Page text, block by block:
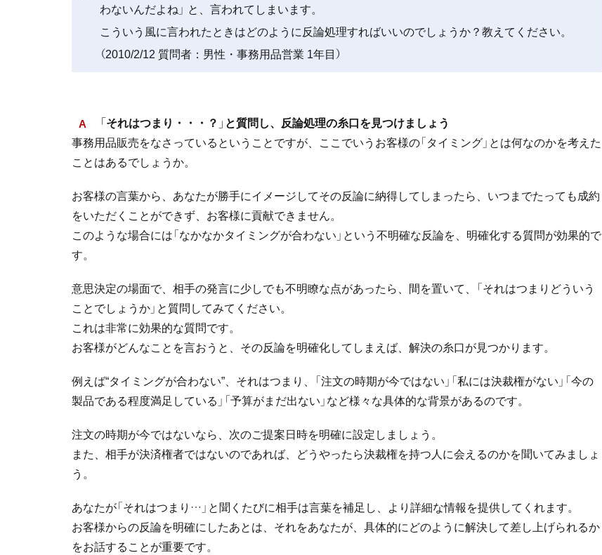
わないんだよね」 と、言われてしまいます。
こういう風に言われたときはどのように反論処理すればいいのでしょうか？教えてください。
（2010/2/12 質問者：男性・事務用品営業 1年目）
「それはつまり・・・？」と質問し、反論処理の糸口を見つけましょう
事務用品販売をなさっているということですが、ここでいうお客様の「タイミング」とは何なのかを考えた
ことはあるでしょうか。
お客様の言葉から、あなたが勝手にイメージしてその反論に納得してしまったら、いつまでたっても成約
をいただくことができず、お客様に貢献できません。
このような場合には「なかなかタイミングが合わない」という不明確な反論を、明確化する質問が効果的で
す。
意思決定の場面で、相手の発言に少しでも不明瞭な点があったら、間を置いて、「それはつまりどういう
ことでしょうか」と質問してみてください。
これは非常に効果的な質問です。
お客様がどんなことを言おうと、その反論を明確化してしまえば、解決の糸口が見つかります。
例えば“タイミングが合わない”、それはつまり、「注文の時期が今ではない」「私には決裁権がない」「今の
製品である程度満足している」「予算がまだ出ない」など様々な具体的な背景があるのです。
注文の時期が今ではないなら、次のご提案日時を明確に設定しましょう。
また、相手が決済権者ではないのであれば、どうやったら決裁権を持つ人に会えるのかを聞いてみましょ
う。
あなたが「それはつまり…」と聞くたびに相手は言葉を補足し、より詳細な情報を提供してくれます。
お客様からの反論を明確にしたあとは、それをあなたが、具体的にどのように解決して差し上げられるか
をお話することが重要です。